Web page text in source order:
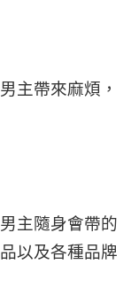
主帶來麻煩，
主隨身會帶的
以及各種品牌